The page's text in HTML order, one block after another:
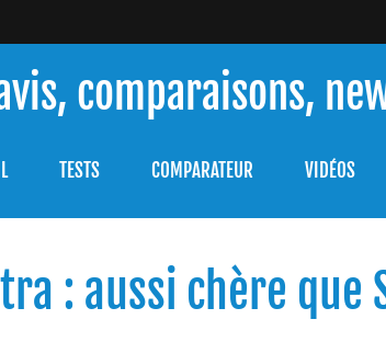
comparaisons,
TESTS COMPARATEUR VIDÉOS
: aussi chère que